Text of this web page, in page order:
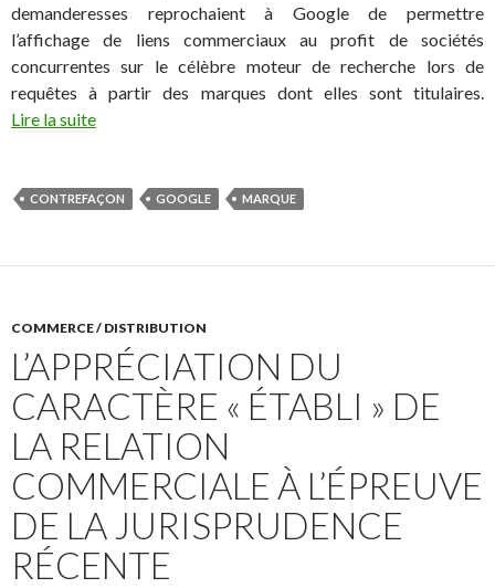
demanderesses reprochaient à Google de permettre
l’affichage de liens commerciaux au profit de sociétés
concurrentes sur le célèbre moteur de recherche lors de
requêtes à partir des marques dont elles sont titulaires.
Lire la suite
CONTREFAÇON GOOGLE MARQUE
COMMERCE / DISTRIBUTION
L’APPRÉCIATION DU
CARACTÈRE « ÉTABLI » DE
LA RELATION
COMMERCIALE À L’ÉPREUVE
DE LA JURISPRUDENCE
RÉCENTE